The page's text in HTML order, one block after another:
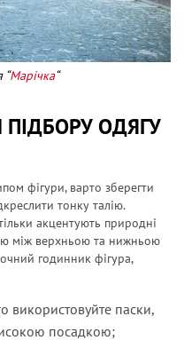
“Марічка“
ОДЯГУ
фігури, варто зберегти
тонку талію.
акцентують природні
між верхньою та нижньою
годинник фігура,
використовуйте паски,
посадкою;